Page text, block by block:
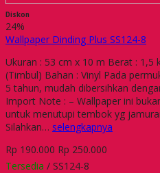
Diskon
24%
Wallpaper Dinding Plus SS124-8
Ukuran : 53 cm x 10 m Berat : 1,5
(Timbul) Bahan : Vinyl Pada
5 tahun, mudah dibersihkan
Import Note : – Wallpaper ini
untuk menutupi tembok yg
Silahkan… selengkapnya
Rp 190.000 Rp 250.000
Tersedia / SS124-8